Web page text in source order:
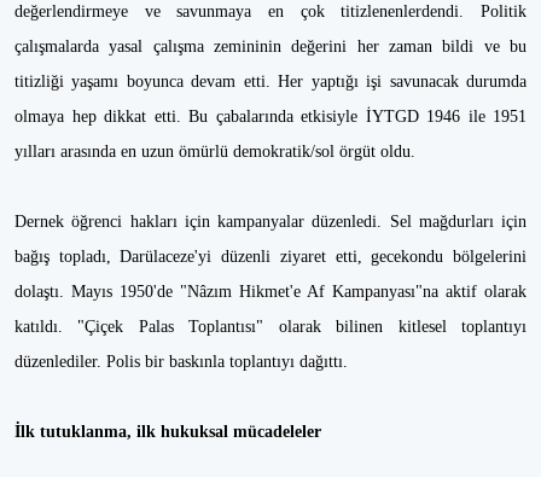
değerlendirmeye ve savunmaya en çok titizlenenlerdendi. Politik
çalışmalarda yasal çalışma zemininin değerini her zaman bildi ve bu
titizliği yaşamı boyunca devam etti. Her yaptığı işi savunacak durumda
olmaya hep dikkat etti. Bu çabalarında etkisiyle İYTGD 1946 ile 1951
yılları arasında en uzun ömürlü demokratik/sol örgüt oldu.
Dernek öğrenci hakları için kampanyalar düzenledi. Sel mağdurları için
bağış topladı, Darülaceze'yi düzenli ziyaret etti, gecekondu bölgelerini
dolaştı. Mayıs 1950'de "Nâzım Hikmet'e Af Kampanyası"na aktif olarak
katıldı. "Çiçek Palas Toplantısı" olarak bilinen kitlesel toplantıyı
düzenlediler. Polis bir baskınla toplantıyı dağıttı.
İlk tutuklanma, ilk hukuksal mücadeleler